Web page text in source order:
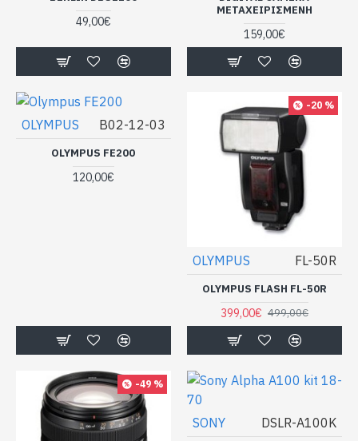
49,00€
ΜΕΤΑΧΕΙΡΙΣΜΕΝΗ
159,00€
OLYMPUS B02-12-03
OLYMPUS FE200
120,00€
-20 %
OLYMPUS FL-50R
OLYMPUS FLASH FL-50R
399,00€ 499,00€
-49 %
SONY DSLR-A100K